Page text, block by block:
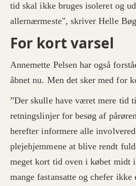
tid skal ikke bruges isoleret og
allernærmeste", skriver Helle
For kort varsel
Annemette Pelsen har også
åbnet nu. Men det sker med for
”Der skulle have været mere tid
retningslinjer for besøg af
herefter informere alle
plejehjemmene at blive rendt
meget kort tid oven i købet midt
mange fastansatte og chefer